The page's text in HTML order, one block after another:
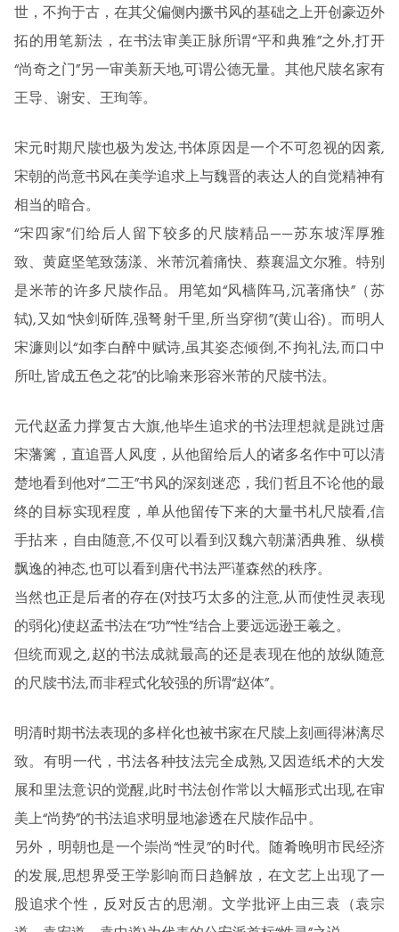
世，不拘于古，在其父偏侧内撅书风的基础之上开创豪迈外
拓的用笔新法，在书法审美正脉所谓“平和典雅”之外,打开
“尚奇之门”另一审美新天地,可谓公德无量。其他尺牍名家有
王导、谢安、王珣等。
宋元时期尺牍也极为发达,书体原因是一个不可忽视的因紊,
宋朝的尚意书风在美学追求上与魏晋的表达人的自觉精神有
相当的暗合。
“宋四家”们给后人留下较多的尺牍精品——苏东坡浑厚雅
致、黄庭坚笔致荡漾、米芾沉着痛快、蔡襄温文尔雅。特别
是米芾的许多尺牍作品。用笔如“风樯阵马,沉著痛快”（苏
轼),又如“快剑斫阵,强弩射千里,所当穿彻”(黄山谷)。而明人
宋濂则以“如李白醉中赋诗,虽其姿态倾倒,不拘礼法,而口中
所吐,皆成五色之花”的比喻来形容米芾的尺牍书法。
元代赵孟力撑复古大旗,他毕生追求的书法理想就是跳过唐
宋藩篱，直追晋人风度，从他留给后人的诸多名作中可以清
楚地看到他对“二王”书风的深刻迷恋，我们哲且不论他的最
终的目标实现程度，单从他留传下来的大量书札尺牍看,信
手拈来，自由随意,不仅可以看到汉魏六朝潇洒典雅、纵横
飘逸的神态,也可以看到唐代书法严谨森然的秩序。
当然也正是后者的存在(对技巧太多的注意,从而使性灵表现
的弱化)使赵孟书法在“功”“性”结合上要远远逊王羲之。
但统而观之,赵的书法成就最高的还是表现在他的放纵随意
的尺牍书法,而非程式化较强的所谓“赵体”。
明清时期书法表现的多样化也被书家在尺牍上刻画得淋漓尽
致。有明一代，书法各种技法完全成熟,又因造纸术的大发
展和里法意识的觉醒,此时书法创作常以大幅形式出现,在审
美上“尚势”的书法追求明显地渗透在尺牍作品中。
另外，明朝也是一个崇尚“性灵”的时代。随肴晚明市民经济
的发展,思想界受王学影响而日趋解放，在文艺上出现了一
股追求个性，反对反古的思潮。文学批评上由三袁（袁宗